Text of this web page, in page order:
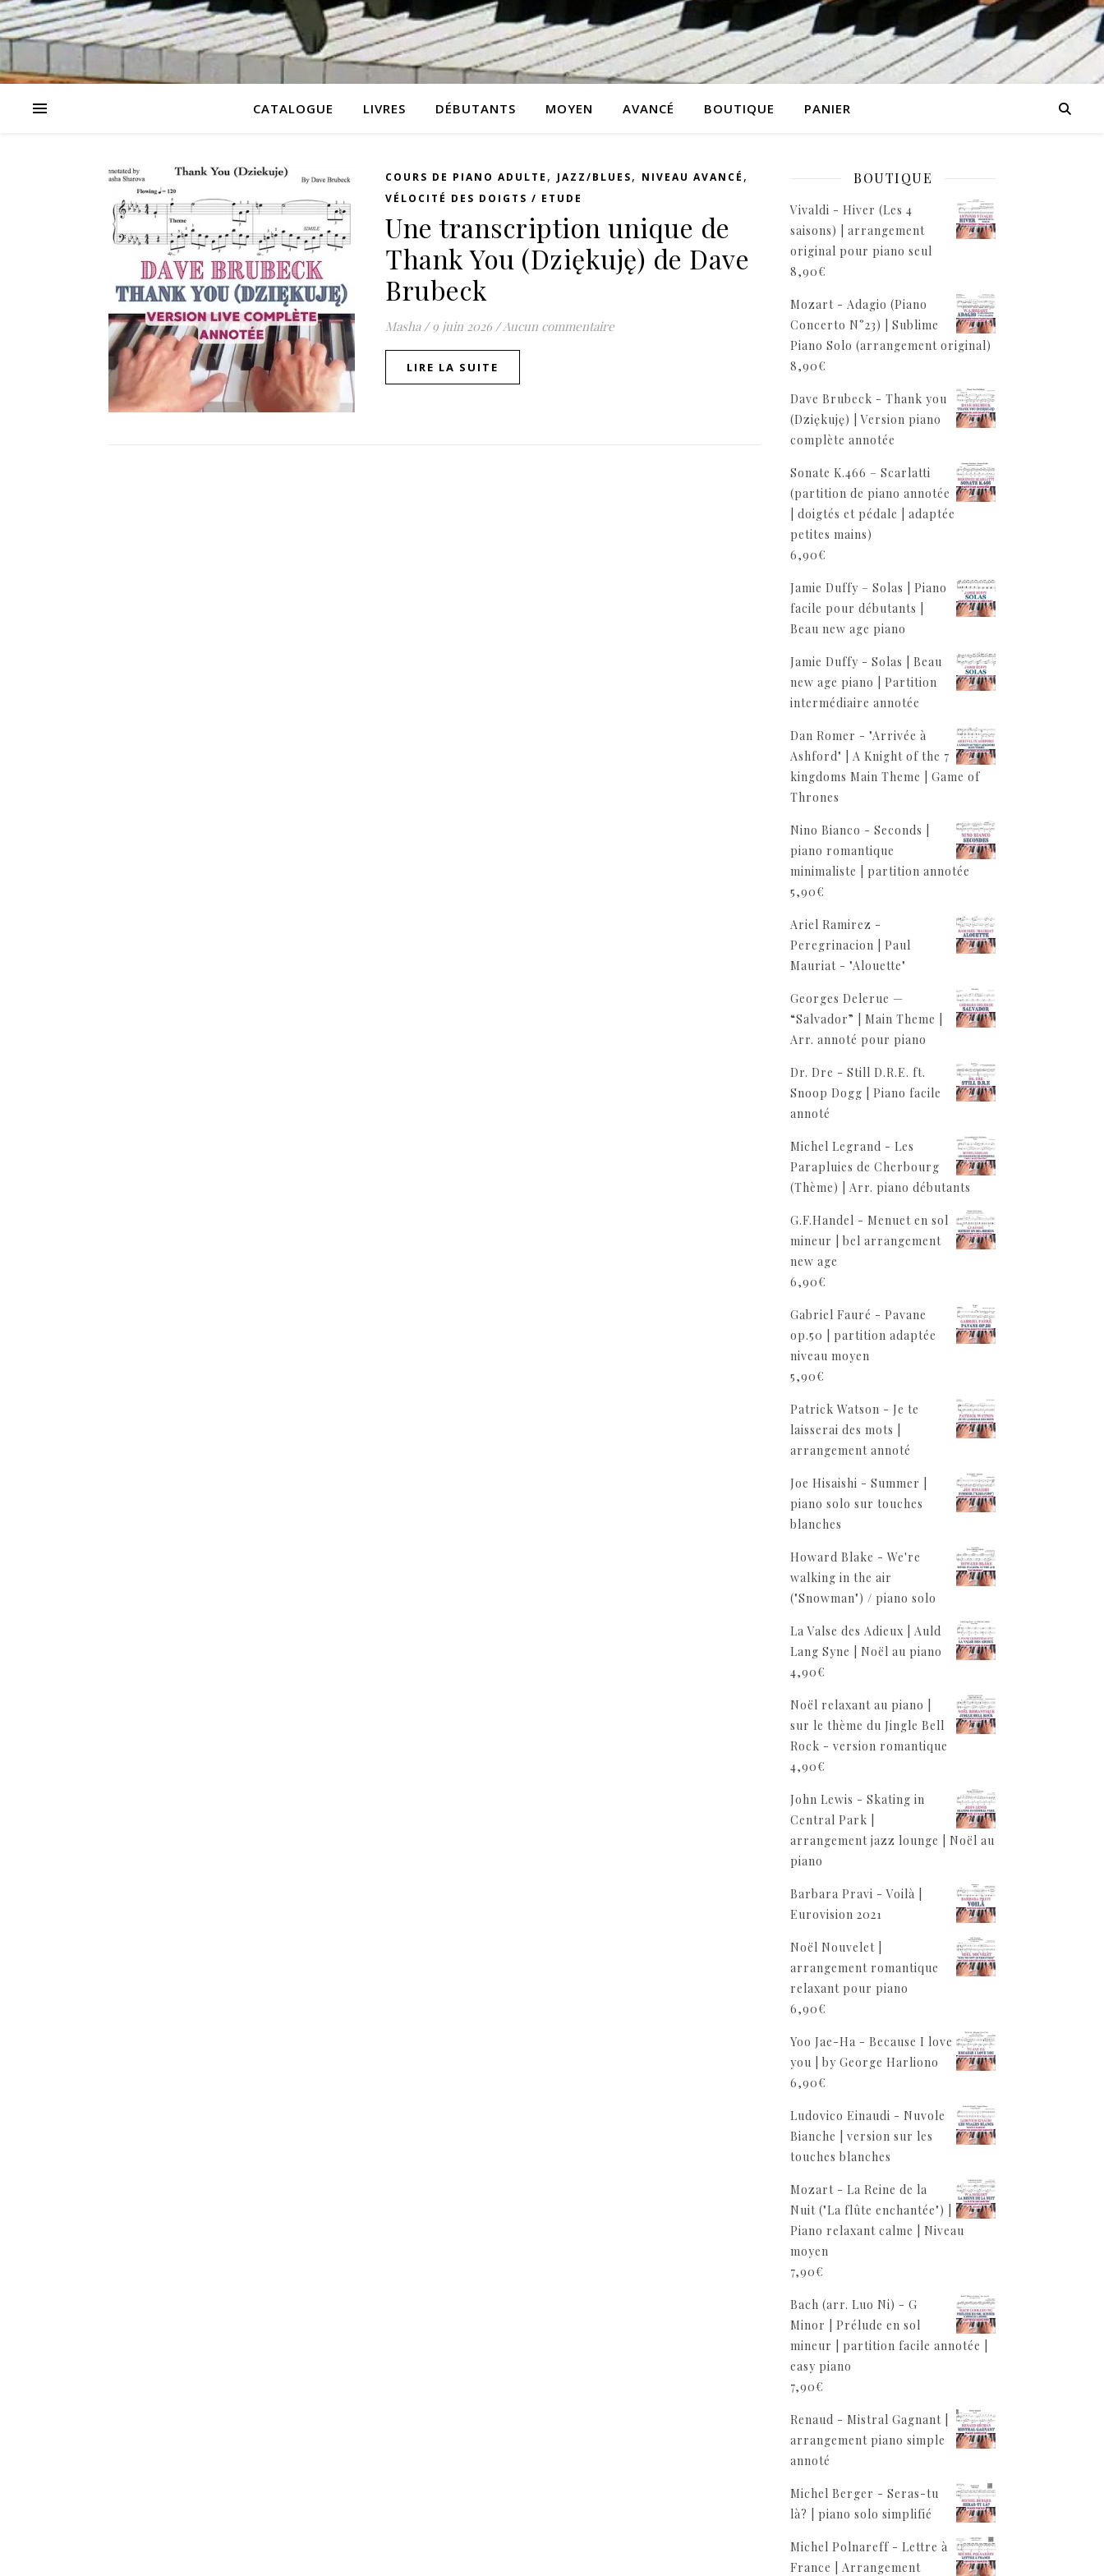
CATALOGUE LIVRES DÉBUTANTS MOYEN AVANCÉ BOUTIQUE PANIER
COURS DE PIANO ADULTE , JAZZ/BLUES, NIVEAU AVANCÉ ,
VÉLOCITÉ DES DOIGTS / ETUDE
Une transcription unique de
Thank You (Dziękuję) de Dave
Brubeck
Masha / 9 juin 2026 /Aucun commentaire
LIRE LA SUITE
BOUTIQUE
Vivaldi - Hiver (Les 4
saisons) | arrangement
original pour piano seul
8,90€
Mozart - Adagio (Piano
Concerto N°23) | Sublime
Piano Solo (arrangement original)
8,90€
Dave Brubeck - Thank you
(Dziękuję) | Version piano
complète annotée
Sonate K.466 – Scarlatti
(partition de piano annotée
| doigtés et pédale | adaptée
petites mains)
6,90€
Jamie Duffy – Solas | Piano
facile pour débutants |
Beau new age piano
Jamie Duffy - Solas | Beau
new age piano | Partition
intermédiaire annotée
Dan Romer - "Arrivée à
Ashford" | A Knight of the 7
kingdoms Main Theme | Game of
Thrones
Nino Bianco - Seconds |
piano romantique
minimaliste | partition annotée
5,90€
Ariel Ramirez -
Peregrinacion | Paul
Mauriat - "Alouette"
Georges Delerue —
“Salvador” | Main Theme |
Arr. annoté pour piano
Dr. Dre - Still D.R.E. ft.
Snoop Dogg | Piano facile
annoté
Michel Legrand - Les
Parapluies de Cherbourg
(Thème) | Arr. piano débutants
G.F.Handel - Menuet en sol
mineur | bel arrangement
new age
6,90€
Gabriel Fauré - Pavane
op.50 | partition adaptée
niveau moyen
5,90€
Patrick Watson - Je te
laisserai des mots |
arrangement annoté
Joe Hisaishi - Summer |
piano solo sur touches
blanches
Howard Blake - We're
walking in the air
("Snowman") / piano solo
La Valse des Adieux | Auld
Lang Syne | Noël au piano
4,90€
Noël relaxant au piano |
sur le thème du Jingle Bell
Rock - version romantique
4,90€
John Lewis - Skating in
Central Park |
arrangement jazz lounge | Noël au
piano
Barbara Pravi - Voilà |
Eurovision 2021
Noël Nouvelet |
arrangement romantique
relaxant pour piano
6,90€
Yoo Jae-Ha - Because I love
you | by George Harliono
6,90€
Ludovico Einaudi - Nuvole
Bianche | version sur les
touches blanches
Mozart - La Reine de la
Nuit ("La flûte enchantée") |
Piano relaxant calme | Niveau
moyen
7,90€
Bach (arr. Luo Ni) - G
Minor | Prélude en sol
mineur | partition facile annotée |
easy piano
7,90€
Renaud - Mistral Gagnant |
arrangement piano simple
annoté
Michel Berger - Seras-tu
là? | piano solo simplifié
Michel Polnareff - Lettre à
France | Arrangement